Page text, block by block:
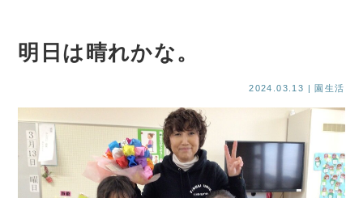
明日は晴れかな。
2024.03.13 | 園生活